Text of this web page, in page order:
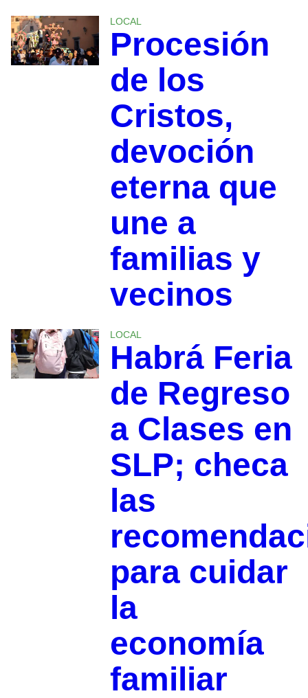
LOCAL
Procesión
de los
Cristos,
devoción
eterna que
une a
familias y
vecinos
LOCAL
Habrá Feria
de Regreso
a Clases en
SLP; checa
las
para cuidar
la
economía
familiar